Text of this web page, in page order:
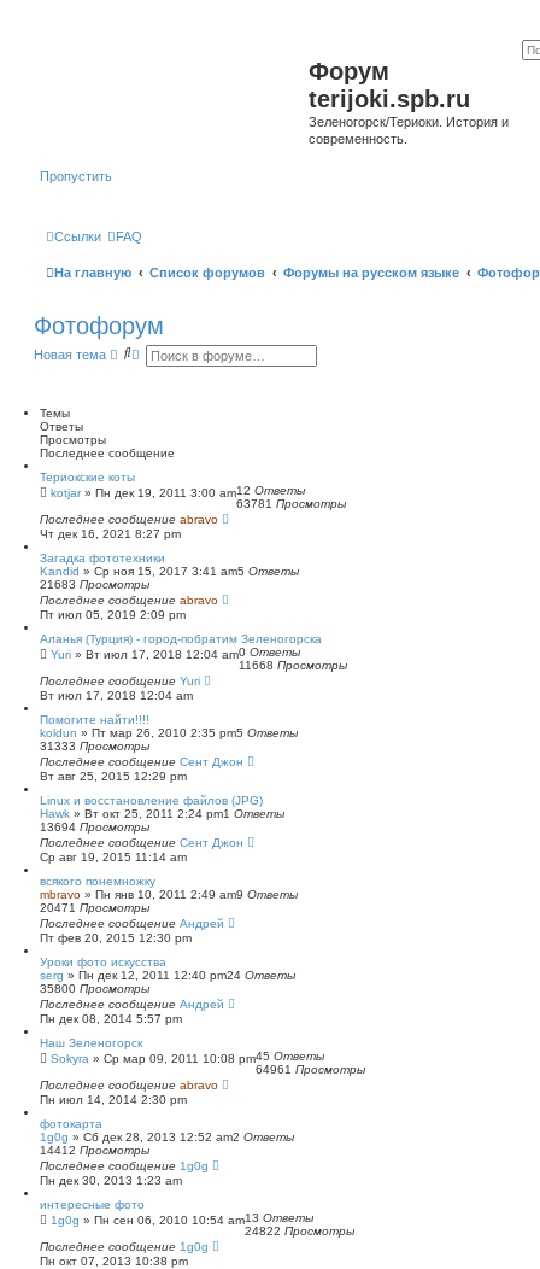
Форум
terijoki.spb.ru
Зеленогорск/Териоки. История и
современность.
Пропустить
Ссылки FAQ
На главную Список форумов Форумы на русском языке
Фотофорум
Новая тема
П Р
н
й
о
и
с
к
Темы
Ответы
Просмотры
Последнее сообщение
Териокские коты
kotjar» Пн дек 19, 2011 3:00 am12 Ответы
63781 Просмотры
Последнее сообщение abravo
Чт дек 16, 2021 8:27 pm
Загадка фототехники
Kandid » Ср ноя 15, 2017 3:41 am5 Ответы
21683 Просмотры
Последнее сообщение abravo
Пт июл 05, 2019 2:09 pm
Аланья (Турция) - город-побратим Зеленогорска
Yuri » Вт июл 17, 2018 12:04 am0 Ответы
11668 Просмотры
Последнее сообщение Yuri
Вт июл 17, 2018 12:04 am
Помогите найти!!!!
koldun » Пт мар 26, 2010 2:35 pm5 Ответы
31333 Просмотры
Последнее сообщение Сент Джон
Вт авг 25, 2015 12:29 pm
Linux и восстановление файлов (JPG)
Hawk » Вт окт 25, 2011 2:24 pm1 Ответы
13694 Просмотры
Последнее сообщение Сент Джон
Ср авг 19, 2015 11:14 am
всякого понемножку
mbravo » Пн янв 10, 2011 2:49 am9 Ответы
20471 Просмотры
Последнее сообщение Андрей
Пт фев 20, 2015 12:30 pm
Уроки фото искусства
serg » Пн дек 12, 2011 12:40 pm24 Ответы
35800 Просмотры
Последнее сообщение Андрей
Пн дек 08, 2014 5:57 pm
Наш Зеленогорск
Sokyra » Ср мар 09, 2011 10:08 pm45 Ответы
64961 Просмотры
Последнее сообщение abravo
Пн июл 14, 2014 2:30 pm
фотокарта
1g0g » Сб дек 28, 2013 12:52 am2 Ответы
14412 Просмотры
Последнее сообщение 1g0g
Пн дек 30, 2013 1:23 am
интересные фото
1g0g » Пн сен 06, 2010 10:54 am13 Ответы
24822 Просмотры
Последнее сообщение 1g0g
Пн окт 07, 2013 10:38 pm